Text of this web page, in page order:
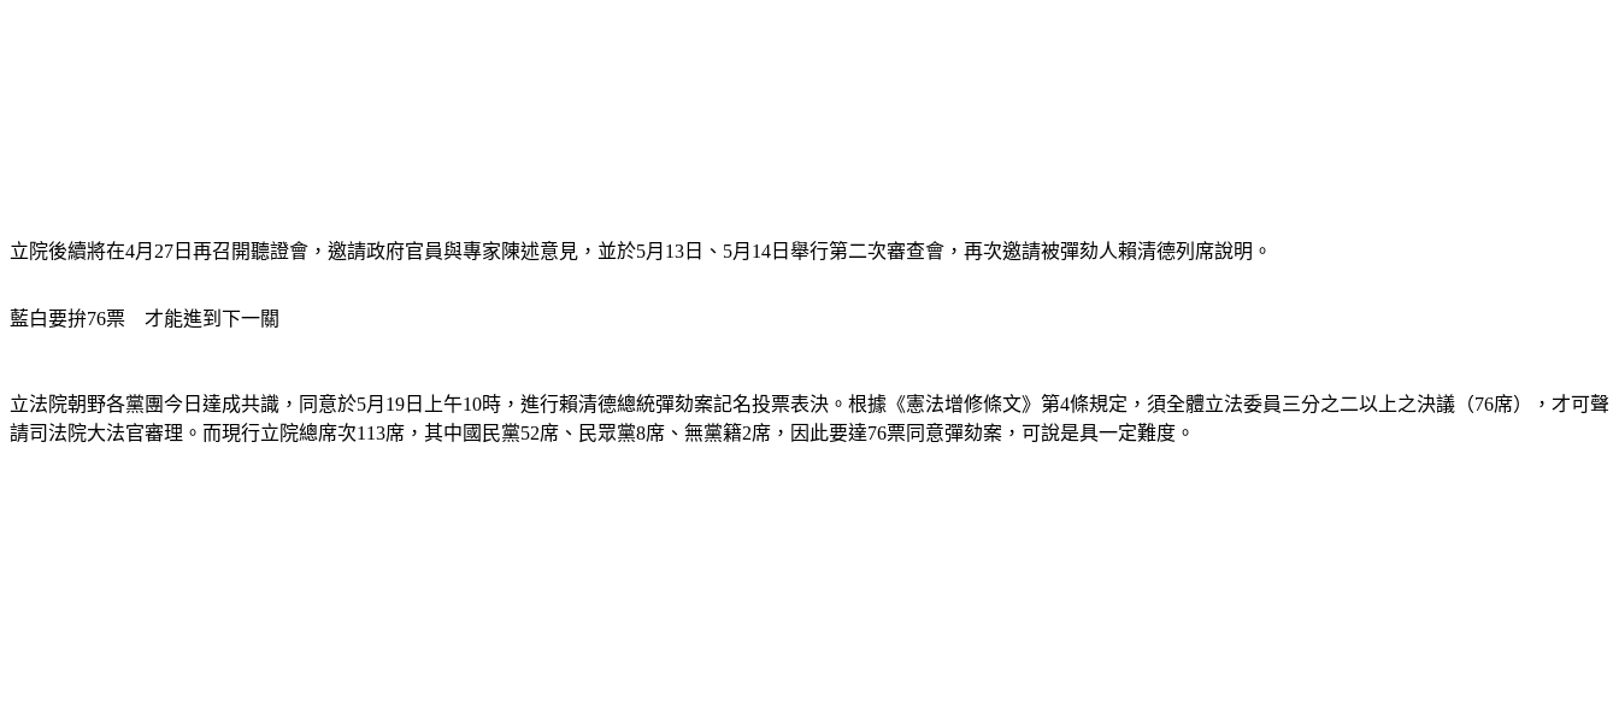
立院後續將在4月27日再召開聽證會，邀請政府官員與專家陳述意見，並於5月13日、5月14日舉行第二次審查會，再次邀請被彈劾人賴清德列席說明。
藍白要拚76票　才能進到下一關
立法院朝野各黨團今日達成共識，同意於5月19日上午10時，進行賴清德總統彈劾案記名投票表決。根據《憲法增修條文》第4條規定，須全體立法委員三分之二以上之決議（76席），才可聲
請司法院大法官審理。而現行立院總席次113席，其中國民黨52席、民眾黨8席、無黨籍2席，因此要達76票同意彈劾案，可說是具一定難度。